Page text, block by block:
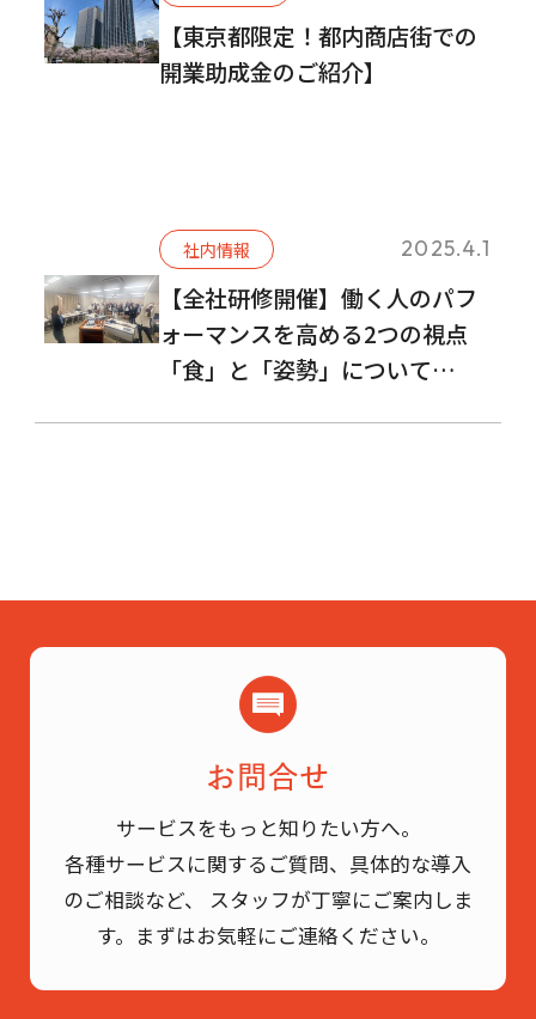
【東京都限定！都内商店街での
開業助成金のご紹介】
社内情報 2025.4.1
【全社研修開催】働く人のパフ
ォーマンスを高める2つの視点
「食」と「姿勢」について
お問合せ
サービスをもっと知りたい方へ。
各種サービスに関するご質問、具体的な導入
のご相談など、
スタッフが丁寧にご案内しま
す。まずはお気軽にご連絡ください。